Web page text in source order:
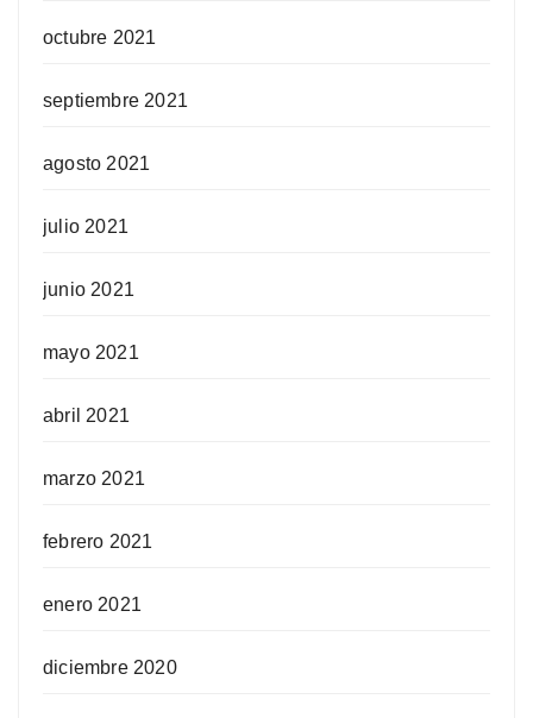
octubre 2021
septiembre 2021
agosto 2021
julio 2021
junio 2021
mayo 2021
abril 2021
marzo 2021
febrero 2021
enero 2021
diciembre 2020